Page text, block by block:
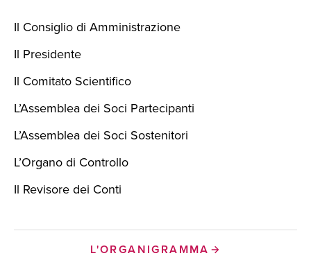
Il Consiglio di Amministrazione
Il Presidente
Il Comitato Scientifico
L’Assemblea dei Soci Partecipanti
L’Assemblea dei Soci Sostenitori
L’Organo di Controllo
Il Revisore dei Conti
L'ORGANIGRAMMA